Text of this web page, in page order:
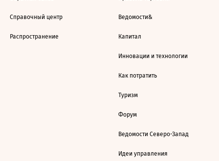
Справочный центр
Распространение
Ведомости&
Капитал
Инновации и технологии
Как потратить
Туризм
Форум
Ведомости Северо-Запад
Идеи управления